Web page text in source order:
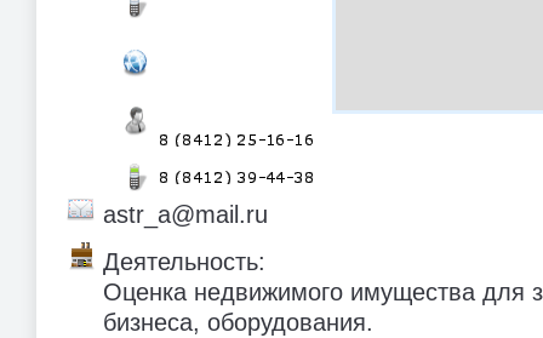
astr_a@mail.ru
Деятельность:
Оценка недвижимого имущества для
бизнеса, оборудования.